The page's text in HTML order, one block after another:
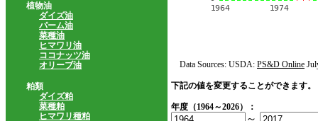
植物油
ダイズ油
パーム油
菜種油
ヒマワリ油
ココナッツ油
オリーブ油
粕類
ダイズ粕
菜種粕
ヒマワリ種粕
Data Sources: USDA: PS&D Online
下記の値を変更することができます。
年度（1964～2026）：
～